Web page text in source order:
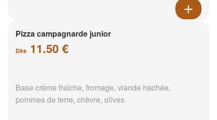
Pizza campagnarde junior
Dès 11.50 €
Base crème fraîche, fromage, viande hachée,
pommes de terre, chèvre, olives